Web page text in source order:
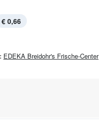
€ 0,66
EDEKA Breidohr's Frische-Center